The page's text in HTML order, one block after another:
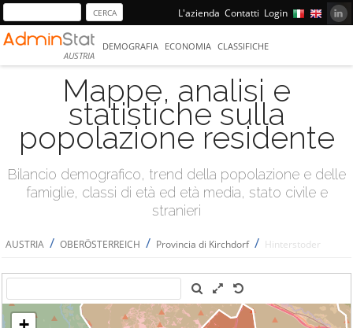
L'azienda Contatti Login
AUSTRIA
DEMOGRAFIA ECONOMIA CLASSIFICHE
Mappe, analisi e
statistiche sulla
popolazione residente
Bilancio demografico, trend della popolazione e delle
famiglie, classi di età ed età media, stato civile e
stranieri
AUSTRIA / OBERÖSTERREICH / Provincia di Kirchdorf / Hinterstoder